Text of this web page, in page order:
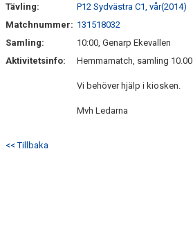
BILDGALLERI
DOKUMENT
Tävling:
P12 Sydvästra C1, vår(2014)
Matchnummer: 131518032
Samling:
10:00, Genarp Ekevallen
Aktivitetsinfo:
Hemmamatch, samling 10.00
Vi behöver hjälp i kiosken.
Mvh Ledarna
<< Tillbaka